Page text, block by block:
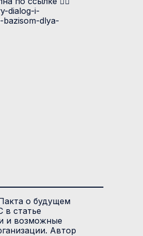
dialog-i-
bazisom-dlya-
о будущем
статье
и возможные
Автор